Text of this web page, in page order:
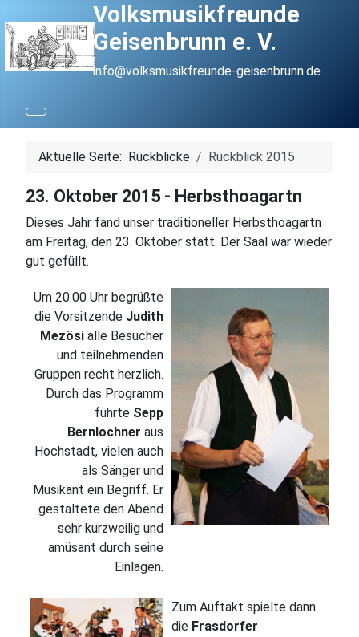
Volksmusikfreunde
Geisenbrunn e. V.
info@volksmusikfreunde-geisenbrunn.de
Aktuelle Seite: Rückblicke Rückblick 2015
23. Oktober 2015 - Herbsthoagartn
Dieses Jahr fand unser traditioneller Herbsthoagartn
am Freitag, den 23. Oktober statt. Der Saal war wieder
gut gefüllt.
Um 20.00 Uhr begrüßte
die Vorsitzende Judith
Mezösi alle Besucher
und teilnehmenden
Gruppen recht herzlich.
Durch das Programm
führte Sepp
Bernlochner aus
Hochstadt, vielen auch
als Sänger und
Musikant ein Begriff. Er
gestaltete den Abend
sehr kurzweilig und
amüsant durch seine
Einlagen.
Zum Auftakt spielte dann
die Frasdorfer